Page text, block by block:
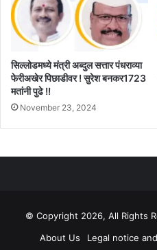
सिल्लोडमध्ये मंत्री अब्दुल सत्तार पंधराव्या
फेरीअखेर पिछाडीवर ! सुरेश बनकर1723
मतांनी पुढे !!
November 23, 2024
© Copyright 2026, All Rights
About Us
Legal notice